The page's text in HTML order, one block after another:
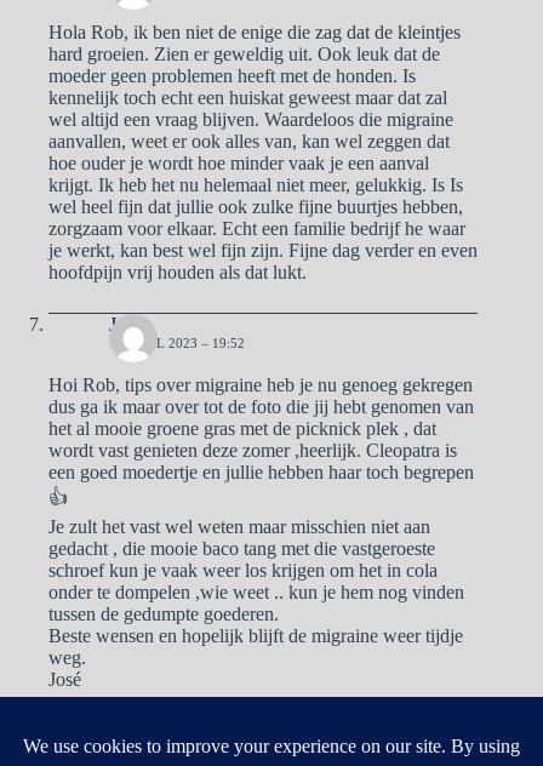
Hola Rob, ik ben niet de enige die zag dat de kleintjes
hard groeien. Zien er geweldig uit. Ook leuk dat de
moeder geen problemen heeft met de honden. Is
kennelijk toch echt een huiskat geweest maar dat zal
wel altijd een vraag blijven. Waardeloos die migraine
aanvallen, weet er ook alles van, kan wel zeggen dat
hoe ouder je wordt hoe minder vaak je een aanval
krijgt. Ik heb het nu helemaal niet meer, gelukkig. Is Is
wel heel fijn dat jullie ook zulke fijne buurtjes hebben,
zorgzaam voor elkaar. Echt een familie bedrijf he waar
je werkt, kan best wel fijn zijn. Fijne dag verder en even
hoofdpijn vrij houden als dat lukt.
José
17 APRIL 2023 – 19:52
Hoi Rob, tips over migraine heb je nu genoeg gekregen
dus ga ik maar over tot de foto die jij hebt genomen van
het al mooie groene gras met de picknick plek , dat
wordt vast genieten deze zomer ,heerlijk. Cleopatra is
een goed moedertje en jullie hebben haar toch begrepen
👍
Je zult het vast wel weten maar misschien niet aan
gedacht , die mooie baco tang met die vastgeroeste
schroef kun je vaak weer los krijgen om het in cola
onder te dompelen ,wie weet .. kun je hem nog vinden
tussen de gedumpte goederen.
Beste wensen en hopelijk blijft de migraine weer tijdje
weg.
José